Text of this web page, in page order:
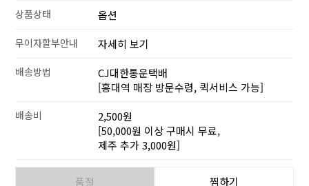
상품상태 옵션
무이자할부안내 자세히 보기
배송방법
CJ대한통운택배
[홍대역 매장 방문수령, 퀵서비스 가능]
배송비
2,500원
[50,000원 이상 구매시 무료,
제주 추가 3,000원]
품절 찜하기